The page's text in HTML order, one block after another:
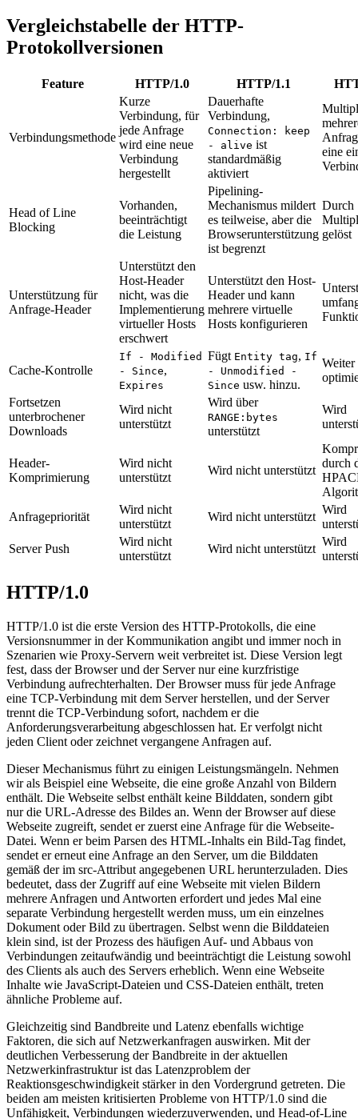
Vergleichstabelle der HTTP-
Protokollversionen
Feature HTTP/1.0 HTTP/1.1
Verbindungsmethode
Kurze
Verbindung, für
jede Anfrage
wird eine neue
Verbindung
hergestellt
Dauerhafte
Verbindung,
Connection: keep
- alive ist
standardmäßig
aktiviert
eine
Head of Line
Blocking
Vorhanden,
beeinträchtigt
die Leistung
Pipelining-
Mechanismus mildert
es teilweise, aber die
Browserunterstützung
ist begrenzt
Durch
gelöst
Unterstützung für
Anfrage-Header
Unterstützt den
Host-Header
nicht, was die
Implementierung
virtueller Hosts
erschwert
Unterstützt den Host-
Header und kann
mehrere virtuelle
Hosts konfigurieren
Cache-Kontrolle
If - Modified
- Since,
Expires
Fügt Entity tag, If
- Unmodified -
Since usw. hinzu.
Weiter
Fortsetzen
unterbrochener
Downloads
Wird nicht
unterstützt
Wird über
RANGE:bytes
unterstützt
Wird
Header-
Komprimierung
Wird nicht
unterstützt
Wird nicht unterstützt
durch
Anfragepriorität
Wird nicht
unterstützt
Wird nicht unterstützt
Wird
Server Push
Wird nicht
unterstützt
Wird nicht unterstützt
Wird
HTTP/1.0
HTTP/1.0 ist die erste Version des HTTP-Protokolls, die eine
Versionsnummer in der Kommunikation angibt und immer noch in
Szenarien wie Proxy-Servern weit verbreitet ist. Diese Version legt
fest, dass der Browser und der Server nur eine kurzfristige
Verbindung aufrechterhalten. Der Browser muss für jede Anfrage
eine TCP-Verbindung mit dem Server herstellen, und der Server
trennt die TCP-Verbindung sofort, nachdem er die
Anforderungsverarbeitung abgeschlossen hat. Er verfolgt nicht
jeden Client oder zeichnet vergangene Anfragen auf.
Dieser Mechanismus führt zu einigen Leistungsmängeln. Nehmen
wir als Beispiel eine Webseite, die eine große Anzahl von Bildern
enthält. Die Webseite selbst enthält keine Bilddaten, sondern gibt
nur die URL-Adresse des Bildes an. Wenn der Browser auf diese
Webseite zugreift, sendet er zuerst eine Anfrage für die Webseite-
Datei. Wenn er beim Parsen des HTML-Inhalts ein Bild-Tag findet,
sendet er erneut eine Anfrage an den Server, um die Bilddaten
gemäß der im src-Attribut angegebenen URL herunterzuladen. Dies
bedeutet, dass der Zugriff auf eine Webseite mit vielen Bildern
mehrere Anfragen und Antworten erfordert und jedes Mal eine
separate Verbindung hergestellt werden muss, um ein einzelnes
Dokument oder Bild zu übertragen. Selbst wenn die Bilddateien
klein sind, ist der Prozess des häufigen Auf- und Abbaus von
Verbindungen zeitaufwändig und beeinträchtigt die Leistung sowohl
des Clients als auch des Servers erheblich. Wenn eine Webseite
Inhalte wie JavaScript-Dateien und CSS-Dateien enthält, treten
ähnliche Probleme auf.
Gleichzeitig sind Bandbreite und Latenz ebenfalls wichtige
Faktoren, die sich auf Netzwerkanfragen auswirken. Mit der
deutlichen Verbesserung der Bandbreite in der aktuellen
Netzwerkinfrastruktur ist das Latenzproblem der
Reaktionsgeschwindigkeit stärker in den Vordergrund getreten. Die
beiden am meisten kritisierten Probleme von HTTP/1.0 sind die
Unfähigkeit, Verbindungen wiederzuverwenden, und Head-of-Line